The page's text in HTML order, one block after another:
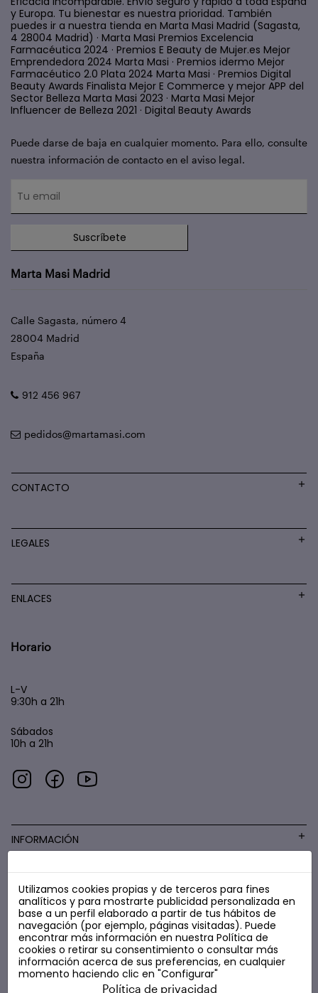
y Europa. Tu bienestar es nuestra prioridad. También
puedes ir a nuestra tienda en Marta Masi Madrid (Sagasta,
4 28004 Madrid) · Marta Masi Premios Excelencia
Farmacéutica 2024 · Premios E Beauty de Mujer.es Mejor
Emprendedora 2024 Marta Masi · Premios idermo Mejor
Farmacéutico 2.0 Plata 2024 Marta Masi · Premios Digital
Beauty Awards Finalista Mejor E Commerce y mejor APP del
Sector Belleza Marta Masi 2023 · Marta Masi Mejor
Influencer de Belleza 2021 · Digital Beauty Awards
Puede darse de baja en cualquier momento. Para ello, consulte
nuestra información de contacto en el aviso legal.
Suscríbete
Marta Masi Madrid
Calle Sagasta, número 4
28004 Madrid
España
912 456 967
pedidos@martamasi.com
CONTACTO
LEGALES
ENLACES
Horario
L-V
9:30h a 21h
Sábados
10h a 21h
INFORMACIÓN
COSMÉTICA LOW COST
Utilizamos cookies propias y de terceros para fines
analíticos y para mostrarte publicidad personalizada en
base a un perfil elaborado a partir de tus hábitos de
navegación (por ejemplo, páginas visitadas). Puede
encontrar más información en nuestra Política de
cookies o retirar su consentimiento o consultar más
información acerca de sus preferencias, en cualquier
momento haciendo clic en "Configurar"
Política de privacidad